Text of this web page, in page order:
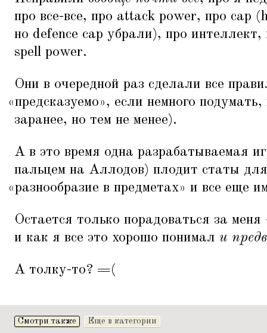
про все-все, про attack power, про cap
но defence cap убрали), про
spell power.
Они в очередной раз сделали все
«предсказуемо», если немного
заранее, но тем не менее).
А в это время одна разрабатываемая
пальцем на Аллодов) плодит статы
«разнообразие в предметах» и все еще
Остается только порадоваться за
и как я все это хорошо понимал и
А толку-то? =(
Смотри также Еще в категории